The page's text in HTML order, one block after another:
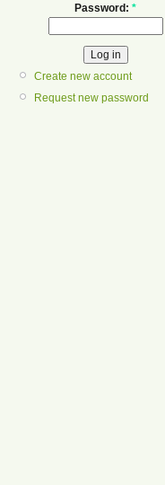
Password: *
Create new account
Request new password